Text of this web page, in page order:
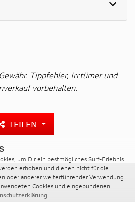
Tippfehler, Irrtümer und
vorbehalten.
TEILEN
um Dir ein bestmögliches Surf-Erlebnis
erhoben und dienen nicht für die
oder anderer weiterführender Verwendung.
Cookies und eingebundenen